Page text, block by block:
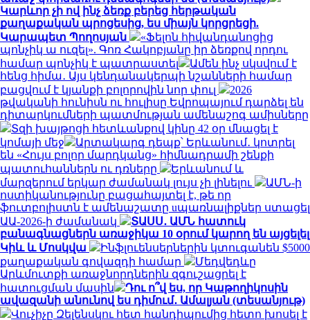
Կարևոր չի ով ինչ ձեռք բերեց հերթական
քաղաքական պրոցեսից, ես միայն կորցրեցի.
Կարապետ Պողոսյան
«Ֆելոն հիվանդանոցից
պոնչիկ ա ուզել». Գոռ Հակոբյանը իր ձեռքով որդու
համար պոնչիկ է պատրաստել
Ամեն ինչ սկսվում է
հենց հիմա․ Այս կենդանակերպի նշանների համար
բացվում է կյանքի բոլորովին նոր փուլ
2026
թվականի հունիսն ու հուլիսը Եվրոպայում դարձել են
դիտարկումների պատմության ամենաշոգ ամիսները
Տզի խայթոցի հետևանքով կինը 42 օր մնացել է
կոմայի մեջ
Արտակարգ դեպք՝ Երևանում․ կոտրել
են «Հույս բոլոր մարդկանց» հիմնադրամի շենքի
պատուհաններն ու դռները
Երևանում և
մարզերում երկար ժամանակ լույս չի լինելու
ԱՄՆ-ի
ոստիկանությունը բացահայտել է, թե որ
ֆուտբոլիստն է ամենաշատը uպառնալիքներ ստացել
ԱԱ-2026-ի ժամանակ
ՏԱՍՍ․ ԱՄՆ հատուկ
բանագնացներն առաջիկա 10 օրում կարող են այցելել
Կիև և Մոսկվա
Ինֆլուենսերներին կտուգանեն $5000
քաղաքական գովազդի համար
Մեդվեդևը
Արևմուտքի առաջնորդներին զգուշացրել է
հատուցման մասին
Դու ո՞վ ես, որ Կաթողիկոսին
ավազանի անունով ես դիմում․ Ամալյան (տեսանյութ)
Վուչիչը Զելենսկու հետ հանդիպումից հետո խոսել է